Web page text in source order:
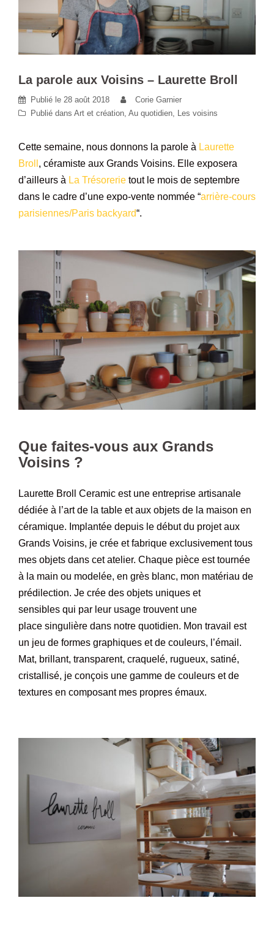
La parole aux Voisins – Laurette Broll
Publié le 28 août 2018
Corie Garnier
Publié dans Art et création, Au quotidien, Les voisins
Cette semaine, nous donnons la parole à Laurette
Broll , céramiste aux Grands Voisins. Elle exposera
d’ailleurs à La Trésorerie tout le mois de septembre
dans le cadre d’une expo-vente nommée “arrière-cours
parisiennes/Paris backyard“.
Que faites-vous aux Grands
Voisins ?
Laurette Broll Ceramic est une entreprise artisanale
dédiée à l’art de la table et aux objets de la maison en
céramique. Implantée depuis le début du projet aux
Grands Voisins, je crée et fabrique exclusivement tous
mes objets dans cet atelier. Chaque pièce est tournée
à la main ou modelée, en grès blanc, mon matériau de
prédilection. Je crée des objets uniques et
sensibles qui par leur usage trouvent une
place singulière dans notre quotidien. Mon travail est
un jeu de formes graphiques et de couleurs, l’émail.
Mat, brillant, transparent, craquelé, rugueux, satiné,
cristallisé, je conçois une gamme de couleurs et de
textures en composant mes propres émaux.